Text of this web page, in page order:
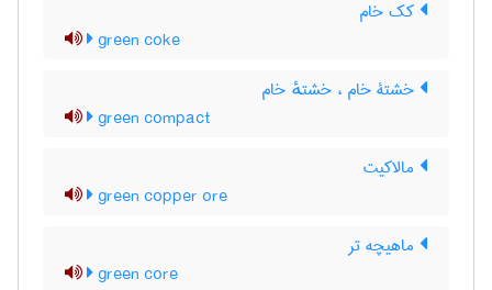
کک خام
green coke
خشتۀ خام ، خشتهٔ خام
green compact
مالاکیت
green copper ore
ماهیچه تر
green core